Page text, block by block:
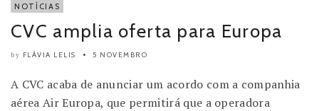
NOTÍCIAS
CVC amplia oferta para Europa
by FLÁVIA LELIS 5 NOVEMBRO
A CVC acaba de anunciar um acordo com a companhia
aérea Air Europa, que permitirá que a operadora